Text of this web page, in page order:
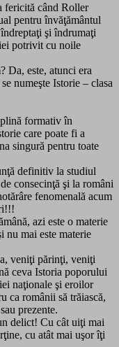
fericită când Roller
pentru învăţământul
şi îndrumaţi
potrivit cu noile
Da, este, atunci era
numeşte Istorie – clasa
formativ în
care poate fi a
singură pentru toate
definitiv la studiul
consecinţă şi la români
fenomenală acum
azi este o materie
nu mai este materie
veniţi părinţi, veniţi
ceva Istoria poporului
naţionale şi eroilor
ca românii să trăiască,
prezente.
delict! Cu cât uiţi mai
cu atât mai uşor îţi